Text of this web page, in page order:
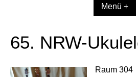
Menü +
65. NRW-
Raum 304